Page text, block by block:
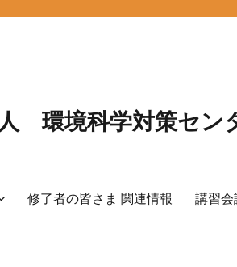
環境科学対策セン
修了者の皆さま 関連情報 講習会